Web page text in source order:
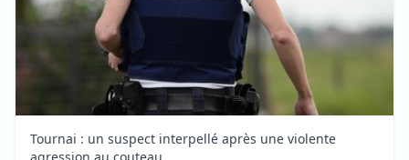
Tournai : un suspect interpellé après une violente